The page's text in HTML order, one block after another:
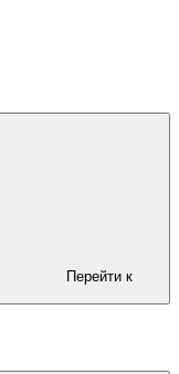
Перейти к